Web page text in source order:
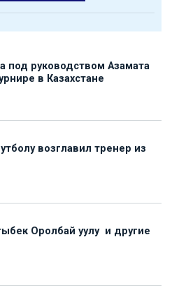
руководством Азамата
в Казахстане
возглавил тренер из
Оролбай уулу и другие